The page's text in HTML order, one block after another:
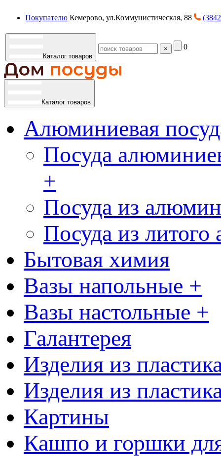
Покупателю Кемерово, ул.Коммунистическая, 88
Каталог товаров
× 0
Каталог товаров
Алюминиевая
Посуда
+
Посуда из
Посуда из
Бытовая химия
Вазы напольные +
Вазы настольные +
Галантерея
Изделия из
Изделия из
Картины
Кашпо и горшки